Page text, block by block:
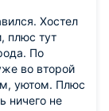
Хостел
плюс тут
По
во второй
уютом. Плюс
ничего не